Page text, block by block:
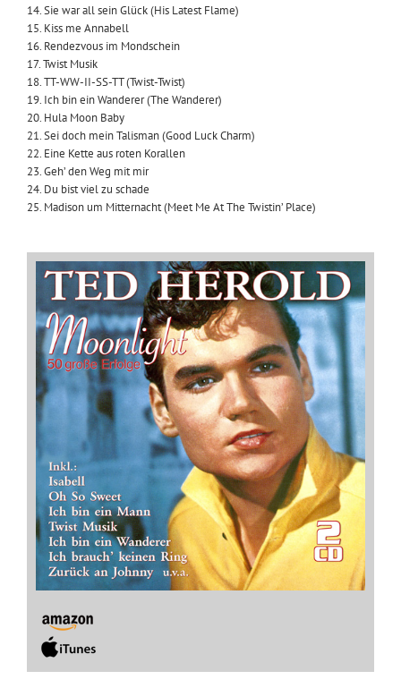
14. Sie war all sein Glück (His Latest Flame)
15. Kiss me Annabell
16. Rendezvous im Mondschein
17. Twist Musik
18. TT-WW-II-SS-TT (Twist-Twist)
19. Ich bin ein Wanderer (The Wanderer)
20. Hula Moon Baby
21. Sei doch mein Talisman (Good Luck Charm)
22. Eine Kette aus roten Korallen
23. Geh’ den Weg mit mir
24. Du bist viel zu schade
25. Madison um Mitternacht (Meet Me At The Twistin’ Place)